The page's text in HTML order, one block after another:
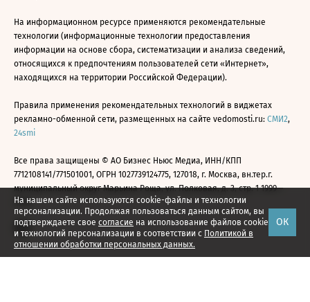
На нашем сайте используются cookie-файлы и технологии
персонализации. Продолжая пользоваться данным сайтом, вы
подтверждаете свое согласие на использование файлов cookie
и технологий персонализации в соответствии с Политикой в
отношении обработки персональных данных.
ОК
На информационном ресурсе применяются рекомендательные
технологии (информационные технологии предоставления
информации на основе сбора, систематизации и анализа сведений,
относящихся к предпочтениям пользователей сети «Интернет»,
находящихся на территории Российской Федерации).
Правила применения рекомендательных технологий в виджетах
рекламно-обменной сети, размещенных на сайте vedomosti.ru: СМИ2,
24smi
Все права защищены © АО Бизнес Ньюс Медиа, ИНН/КПП
7712108141/771501001, ОГРН 1027739124775, 127018, г. Москва, вн.тер.г.
муниципальный округ Марьина Роща, ул. Полковая, д. 3, стр. 1 1999—
2026